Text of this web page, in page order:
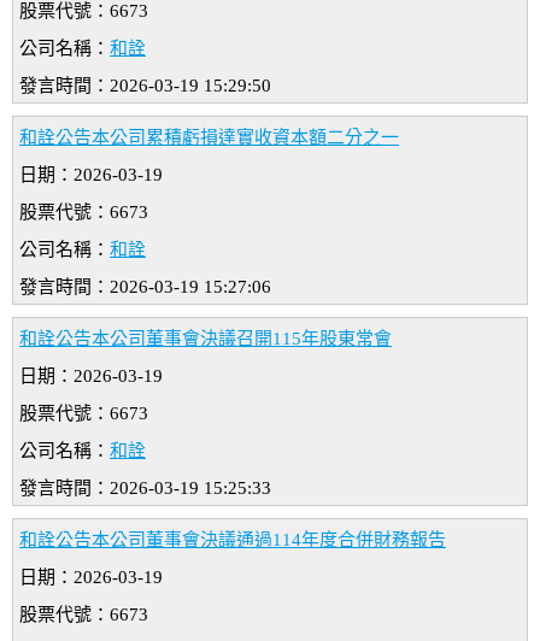
股票代號：6673
公司名稱： 和詮
發言時間：2026-03-19 15:29:50
和詮公告本公司累積虧損達實收資本額二分之一
日期：2026-03-19
股票代號：6673
公司名稱： 和詮
發言時間：2026-03-19 15:27:06
和詮公告本公司董事會決議召開115年股東常會
日期：2026-03-19
股票代號：6673
公司名稱： 和詮
發言時間：2026-03-19 15:25:33
和詮公告本公司董事會決議通過114年度合併財務報告
日期：2026-03-19
股票代號：6673